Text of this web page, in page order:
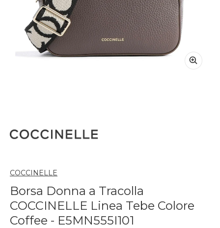
COCCINELLE
Borsa Donna a Tracolla
COCCINELLE Linea Tebe Colore
Coffee - E5MN555I101